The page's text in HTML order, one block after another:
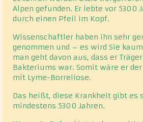
Alpen gefunden. Er lebte vor 5300
durch einen Pfeil im Kopf.
Wissenschaftler haben ihn sehr
genommen und – es wird Sie
man geht davon aus, dass er
Bakteriums war. Somit wäre er
mit Lyme-Borreliose.
Das heißt, diese Krankheit gibt es
mindestens 5300 Jahren.